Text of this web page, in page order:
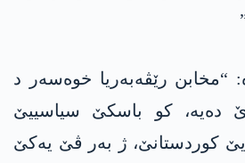
“مخابن رێڤەبەریا خوەسەر د
دەیە، کو باسکێ سیاسییێ
کوردستانێ، ژ بەر ڤێ یەکێ